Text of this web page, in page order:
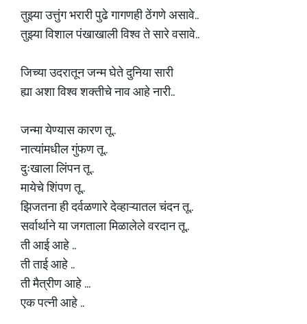
तुझ्या उत्तुंग भरारी पुढे गागणही ठेंगणे असावे..
तुझ्या विशाल पंखाखाली विश्व ते सारे वसावे..
जिच्या उदरातून जन्म घेते दुनिया सारी
ह्या अशा विश्व शक्तीचे नाव आहे नारी..
जन्मा येण्यास कारण तू..
नात्यांमधील गुंफण तू..
दुःखाला लिंपन तू..
मायेचे शिंपण तू..
झिजतना ही दर्वळणारे देव्हाऱ्यातल चंदन तू..
सर्वार्थाने या जगताला मिळालेले वरदान तू..
ती आई आहे ..
ती ताई आहे ..
ती मैत्रीण आहे ...
एक पत्नी आहे ..